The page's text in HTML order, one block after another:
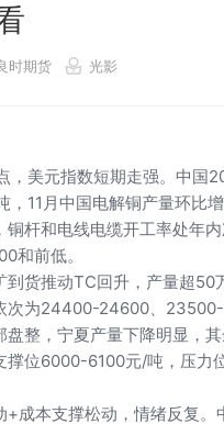
时期货 光影
，美元指数短期走强。中国
，11月中国电解铜产量环比
铜杆和电线电缆开工率处年
和前低。
到货推动TC回升，产量超
次为24400-24600、23500-
盘整，宁夏产量下降明显，
撑位6000-6100元/吨，压力
+成本支撑松动，情绪反复